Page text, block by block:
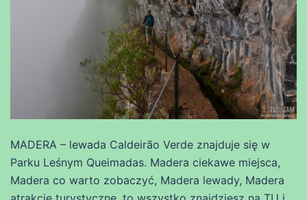
MADERA – lewada Caldeirão Verde znajduje się w
Parku Leśnym Queimadas. Madera ciekawe miejsca,
Madera co warto zobaczyć, Madera lewady, Madera